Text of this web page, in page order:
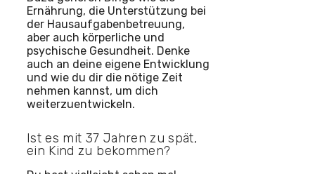
Ernährung, die Unterstützung bei
der Hausaufgabenbetreuung,
aber auch körperliche und
psychische Gesundheit. Denke
auch an deine eigene Entwicklung
und wie du dir die nötige Zeit
nehmen kannst, um dich
weiterzuentwickeln.
Ist es mit 37 Jahren zu spät,
ein Kind zu bekommen?